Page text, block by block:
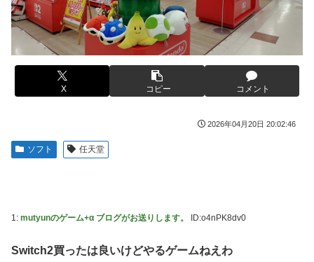
【悲報】コレコレ、月収1億円ｗｗｗそりゃ外出るのにボデ
ィガードつけるわ…
【悲報】福岡の電車、完全にやらかす。構内アナウンスでド
【悲報】有名漫画家、がんを公表「大腸癌になってしまいま
した。肝臓に転移も見られてステージ4です」
【画像】 AI「写真の背景削除？ガンプラの箱追加しといて
やる夫のダンジョン運営記183-雑談所ネタ118 懺悔小ネタ
海外「全部日本の真似だったのか…」 日本の普通のテレビ
羽田ニアミス搭乗の中国人「補償も見舞いもない」中国ネッ
した。肝臓に転移も見られてステージ4です」
【衝撃】ハンターハンター、とんでもねえ伏線が発掘され
る。クルタ族の虐殺犯人がツェリードニヒだった模様！
被災地・熊本、泥酔者の通報が止まらず県警が異例のお願い
20代「50年ローンでええやろ」←これマジ？？？
行りだした結果がこちらw w w w w w w
メトロイドプライム4 新品が2999円に…
欧州「日本だけ反則だろ…」 世界の『日本びいき』にヨー
思い通りに動かない熊本被災者に左派が我慢ならなくなった
X コピー コメント
2026年04月20日 20:02:46
ソフト 任天堂
1: mutyunのゲーム+α ブログがお送りします。 ID:o4nPK8dv0
Switch2買ったは良いけどやるゲームねえわ